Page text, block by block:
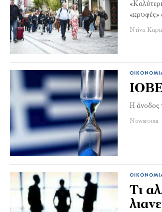
«κρυφές»
Ντίνα
H άνοδος
Newsroom
Τι